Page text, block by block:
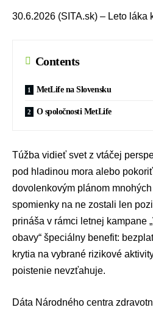
30.6.2026 (SITA.sk) – Leto láka
Contents
MetLife na Slovensku
O spoločnosti MetLife
Túžba vidieť svet z vtáčej
pod hladinou mora alebo
dovolenkovým plánom
spomienky na ne zostali len
prináša v rámci letnej kampane
obavy“ špeciálny benefit:
krytia na vybrané rizikové
poistenie nevzťahuje.
Dáta Národného centra